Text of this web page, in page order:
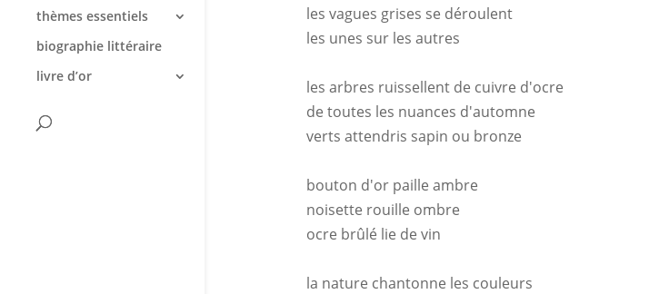
thèmes essentiels
biographie littéraire
livre d’or
les vagues grises se déroulent
les unes sur les autres
les arbres ruissellent de cuivre d'ocre
de toutes les nuances d'automne
verts attendris sapin ou bronze
bouton d'or paille ambre
noisette rouille ombre
ocre brûlé lie de vin
la nature chantonne les couleurs